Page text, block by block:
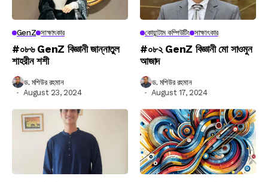
GenZ সাক্ষাৎকার
#০৮৬ GenZ বিজ্ঞানী জান্নাতুল
শাহরীন শশী
ড. মশিউর রহমান
August 23, 2024
কোয়ান্টাম কম্পিউটিং সাক্ষাৎকার
#০৮২ GenZ বিজ্ঞানী মো সাওমুন
আজাদ
ড. মশিউর রহমান
August 17, 2024